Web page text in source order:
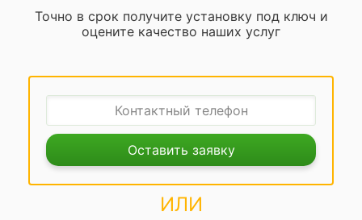
Точно в срок получите установку под ключ и
оцените качество наших услуг
Оставить заявку
ИЛИ